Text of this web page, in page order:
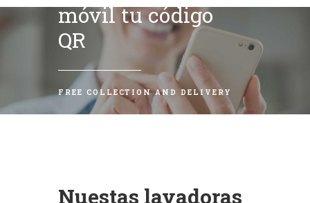
móvil tu código
QR
FREE COLLECTION AND DELIVERY
Nuestas lavadoras